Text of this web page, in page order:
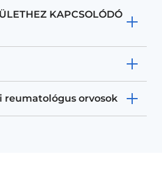
KAPCSOLÓDÓ
reumatológus orvosok